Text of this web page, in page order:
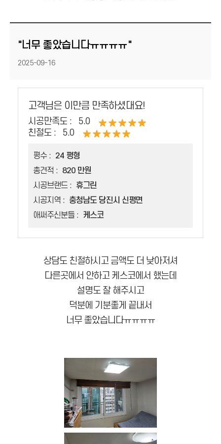
"너무 좋았습니다ㅠㅠㅠㅠ"
등록일
2025-09-16
고객님은 이만큼 만족하셨대요!
시공만족도 :
5.0
친절도 :
5.0
평수 :
24 평형
총견적 :
820 만원
시공브랜드 :
휴그린
시공지역 :
충청남도 당진시 신평면
애써주신분들 :
케스코
상담도 친절하시고 금액도 더 낮아저셔
다른곳에서 안하고 케스코에서 했는데
설명도 잘 해주시고
덕분에 기분좋게 끝내서
너무 좋았습니다ㅠㅠㅠㅠ